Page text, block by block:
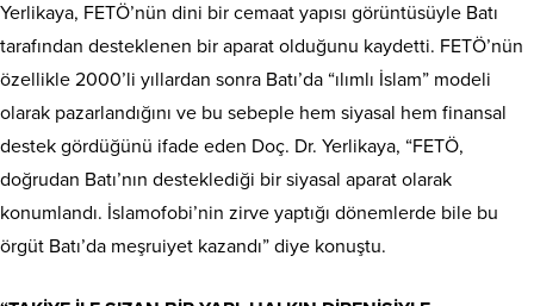
Yerlikaya, FETÖ’nün dini bir cemaat yapısı görüntüsüyle Batı
tarafından desteklenen bir aparat olduğunu kaydetti. FETÖ’nün
özellikle 2000’li yıllardan sonra Batı’da “ılımlı İslam” modeli
olarak pazarlandığını ve bu sebeple hem siyasal hem finansal
destek gördüğünü ifade eden Doç. Dr. Yerlikaya, “FETÖ,
doğrudan Batı’nın desteklediği bir siyasal aparat olarak
konumlandı. İslamofobi’nin zirve yaptığı dönemlerde bile bu
örgüt Batı’da meşruiyet kazandı” diye konuştu.